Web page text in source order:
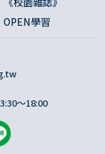
OPEN學習
～18:00